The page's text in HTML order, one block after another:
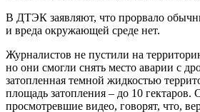
В ДТЭК заявляют, что прорвало
и вреда окружающей среде нет.
Журналистов не пустили на
но они смогли снять место аварии с
затопленная темной жидкостью
площадь затопления – до 10 гектаров.
просмотревшие видео, говорят, что,